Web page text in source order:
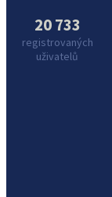
20 733
registrovaných
uživatelů